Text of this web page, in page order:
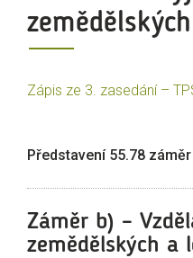
Zápis ze 3. zasedání –
Představení 55.78 záměr
Záměr b) –
zemědělských a